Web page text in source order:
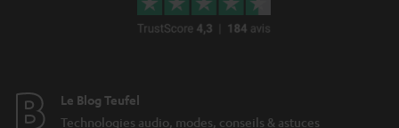
Le Blog Teufel
Technologies audio, modes, conseils & astuces